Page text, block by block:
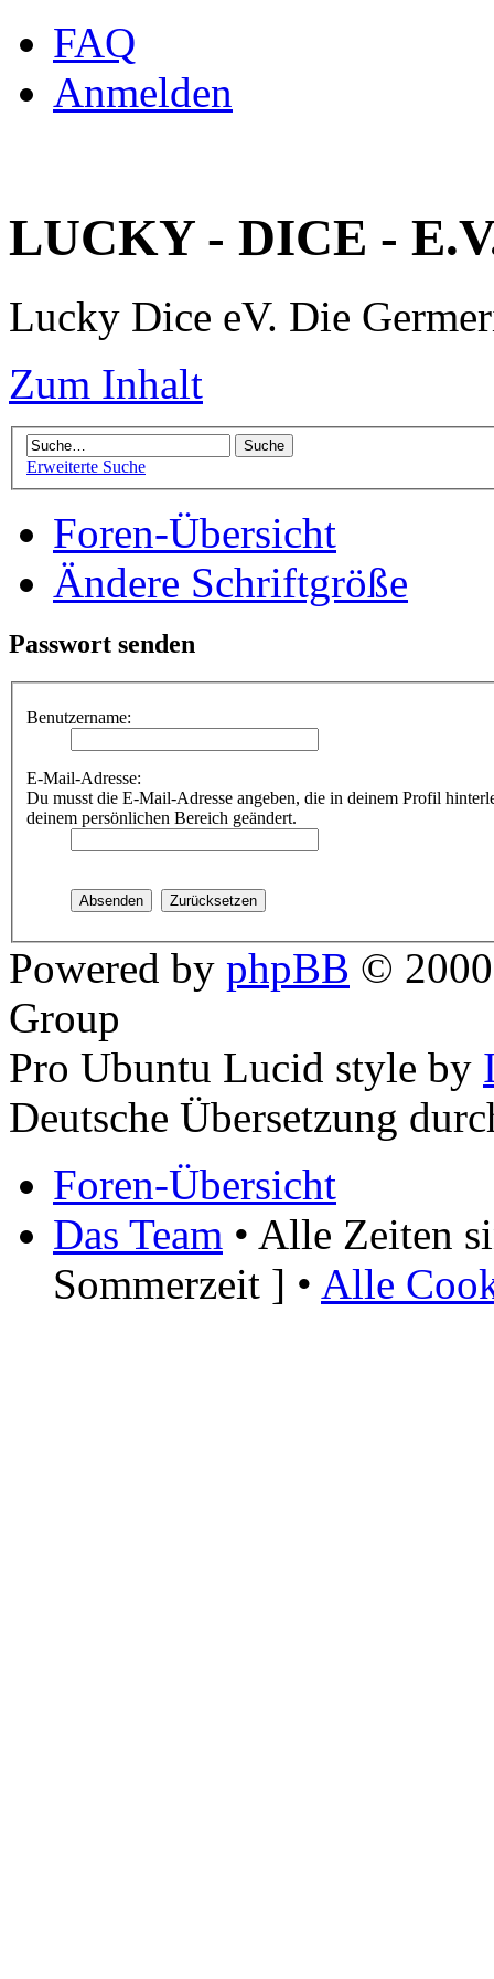
FAQ
Anmelden
LUCKY - DICE -
Lucky Dice eV. Die
Zum Inhalt
Erweiterte Suche
Foren-Übersicht
Ändere Schriftgröße
Passwort senden
Benutzername:
E-Mail-Adresse:
Du musst die E-Mail-Adresse angeben, die in deinem Profil
deinem persönlichen Bereich geändert.
Powered by phpBB ©
Group
Pro Ubuntu Lucid style by
Deutsche Übersetzung
Foren-Übersicht
Das Team • Alle Zeiten
Sommerzeit ] • Alle